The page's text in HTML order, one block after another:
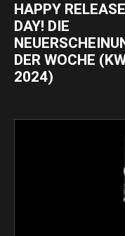
HAPPY RELEASE
DAY! DIE
DER WOCHE
2024)